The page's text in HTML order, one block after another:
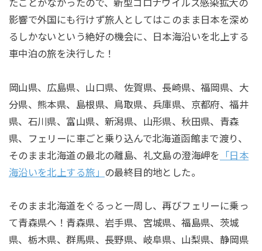
たことがなかったので、新型コロナウイルス感染拡大の
影響で外国にも行けず旅人としてはこのまま日本を深め
るしかないという絶好の機会に、日本海沿いを北上する
車中泊の旅を決行した！
岡山県、広島県、山口県、佐賀県、長崎県、福岡県、大
分県、熊本県、島根県、鳥取県、兵庫県、京都府、福井
県、石川県、富山県、新潟県、山形県、秋田県、青森
県、フェリーに車ごと乗り込んで北海道函館まで渡り、
そのまま北海道の最北の離島、礼文島の澄海岬を
「日本
海沿いを北上する旅」 の最終目的地とした。
そのまま北海道をぐるっと一周し、再びフェリーに乗っ
て青森県へ！青森県、岩手県、宮城県、福島県、茨城
県、栃木県、群馬県、長野県、岐阜県、山梨県、静岡県